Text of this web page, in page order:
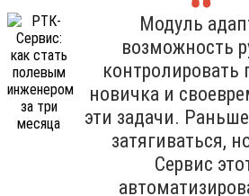
Модуль
возможность
контролировать
новичка и
эти задачи.
затягиваться,
Сервис